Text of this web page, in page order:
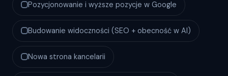
Pozycjonowanie i wyższe pozycje w Google
Budowanie widoczności (SEO + obecność w AI)
Nowa strona kancelarii